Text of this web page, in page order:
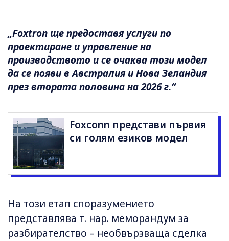
„Foxtron ще предоставя услуги по
проектиране и управление на
производството и се очаква този модел
да се появи в Австралия и Нова Зеландия
през втората половина на 2026 г.“
Foxconn представи първия
си голям езиков модел
На този етап споразумението
представлява т. нар. меморандум за
разбирателство – необвързваща сделка